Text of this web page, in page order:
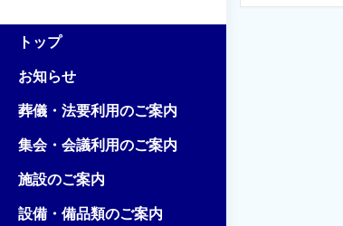
トップ
お知らせ
葬儀・法要利用のご案内
集会・会議利用のご案内
施設のご案内
設備・備品類のご案内